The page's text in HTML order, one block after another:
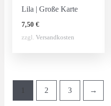
Lila | Große Karte
7,50 €
zzgl. Versandkosten
1 2 3 →